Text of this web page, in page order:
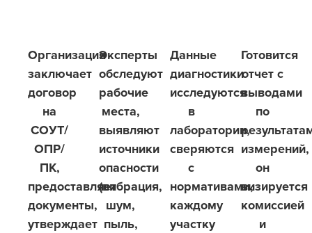
Организация
заключает
договор
на
СОУТ/
ОПР/
ПК,
предоставляет
документы,
утверждает
Эксперты
обследуют
рабочие
места,
выявляют
источники
опасности
(вибрация,
шум,
пыль,
Данные
диагностики
исследуются
в
лаборатории,
сверяются
с
нормативами,
каждому
участку
Готовится
отчет с
выводами
по
измерений,
он
визируется
комиссией
и